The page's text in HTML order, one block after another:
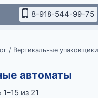
8-918-544-99-75
/ Вертикальные упаковщики
автоматы
из 21